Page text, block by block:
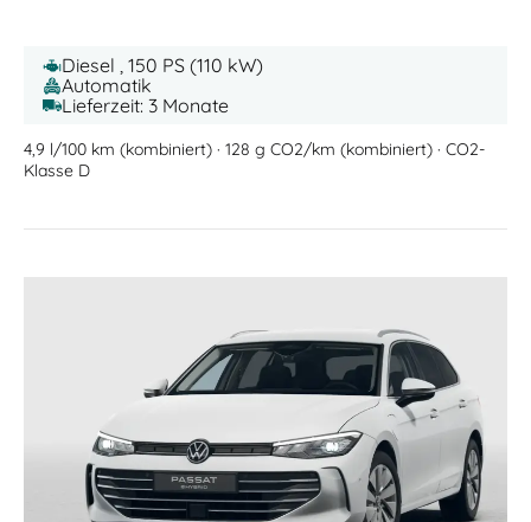
Diesel , 150 PS (110 kW)
Automatik
Lieferzeit: 3 Monate
4,9 l/100 km (kombiniert) · 128 g CO2/km (kombiniert) · CO2-
Klasse D